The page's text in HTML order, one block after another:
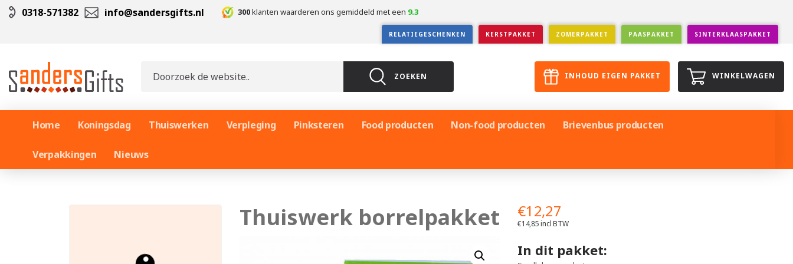
0318-571382 info@sandersgifts.nl 300klanten waarderen ons gemiddeld met een 9.3
RELATIEGESCHENKEN KERSTPAKKET ZOMERPAKKET PAASPAKKET SINTERKLAASPAKKET
ZOEKEN INHOUD EIGEN PAKKET WINKELWAGEN
Home Koningsdag Thuiswerken Verpleging Pinksteren Food producten Non-food producten Brievenbus producten
Verpakkingen Nieuws
Thuiswerk borrelpakket €12,27
€14,85incl BTW
In dit pakket: